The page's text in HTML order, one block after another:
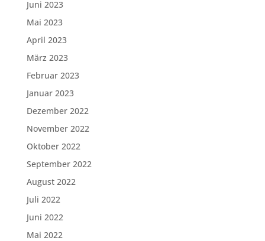
Juni 2023
Mai 2023
April 2023
März 2023
Februar 2023
Januar 2023
Dezember 2022
November 2022
Oktober 2022
September 2022
August 2022
Juli 2022
Juni 2022
Mai 2022